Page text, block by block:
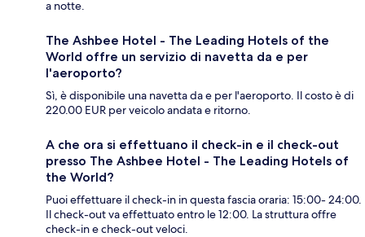
a notte.
The Ashbee Hotel - The Leading Hotels of the
World offre un servizio di navetta da e per
l'aeroporto?
Sì, è disponibile una navetta da e per l'aeroporto. Il costo è di
220.00 EUR per veicolo andata e ritorno.
A che ora si effettuano il check-in e il check-out
presso The Ashbee Hotel - The Leading Hotels of
the World?
Puoi effettuare il check-in in questa fascia oraria: 15:00- 24:00.
Il check-out va effettuato entro le 12:00. La struttura offre
check-in e check-out veloci.